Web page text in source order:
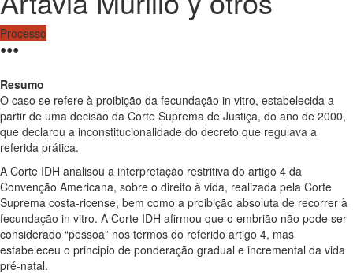
Processo
●●●
Resumo
O caso se refere à proibição da fecundação in vitro, estabelecida a
partir de uma decisão da Corte Suprema de Justiça, do ano de 2000,
que declarou a inconstitucionalidade do decreto que regulava a
referida prática.
A Corte IDH analisou a interpretação restritiva do artigo 4 da
Convenção Americana, sobre o direito à vida, realizada pela Corte
Suprema costa-ricense, bem como a proibição absoluta de recorrer à
fecundação in vitro. A Corte IDH afirmou que o embrião não pode ser
considerado “pessoa” nos termos do referido artigo 4, mas
estabeleceu o principio de ponderação gradual e incremental da vida
pré-natal.